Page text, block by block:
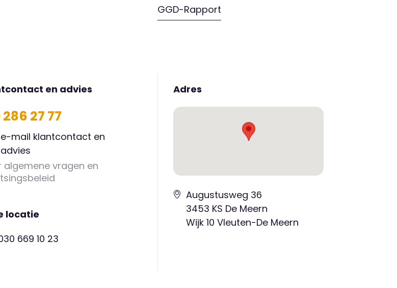
en
speeltuin
kom langs, dan
GGD-Rapport
en advies
286 27 77
e-mail klantcontact en
advies
algemene vragen en
locatie
669 10 23
Adres
Augustusweg 36
3453 KS De Meern
Wijk 10 Vleuten-De Meern